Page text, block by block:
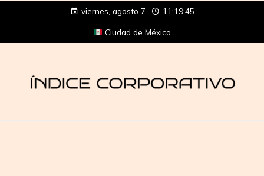
viernes, agosto 7 11:19:45
Ciudad de México